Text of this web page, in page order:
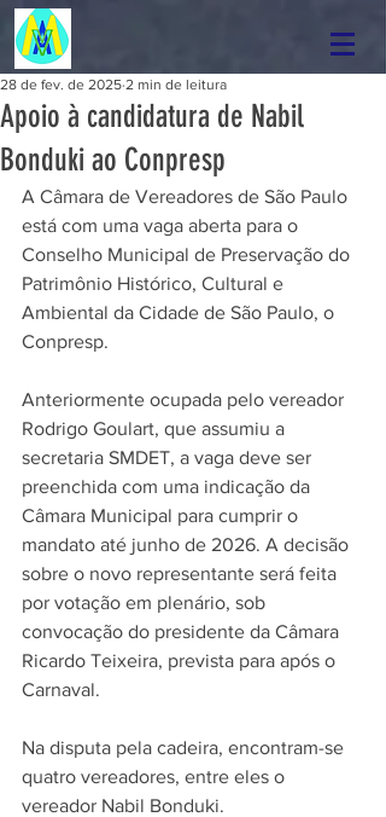
Apoio à candidatura de Nabil
Bonduki ao Conpresp
28 de fev. de 2025 2 min de leitura
A Câmara de Vereadores de São Paulo
está com uma vaga aberta para o
Conselho Municipal de Preservação do
Patrimônio Histórico, Cultural e
Ambiental da Cidade de São Paulo, o
Conpresp.
Anteriormente ocupada pelo vereador
Rodrigo Goulart, que assumiu a
secretaria SMDET, a vaga deve ser
preenchida com uma indicação da
Câmara Municipal para cumprir o
mandato até junho de 2026. A decisão
sobre o novo representante será feita
por votação em plenário, sob
convocação do presidente da Câmara
Ricardo Teixeira, prevista para após o
Carnaval.
Na disputa pela cadeira, encontram-se
quatro vereadores, entre eles o
vereador Nabil Bonduki.